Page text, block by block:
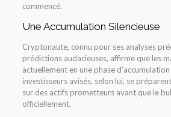
commencé.
Une Accumulation Silencieuse
Cryptonaute, connu pour ses analyses
prédictions audacieuses, affirme que les
actuellement en une phase d’accumulation
investisseurs avisés, selon lui, se
sur des actifs prometteurs avant que le
officiellement.